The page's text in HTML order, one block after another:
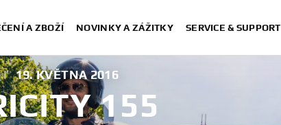
A ZBOŽÍ NOVINKY A ZÁŽITKY SERVICE & SUPPORT
| 19. KVĚTNA 2016
155